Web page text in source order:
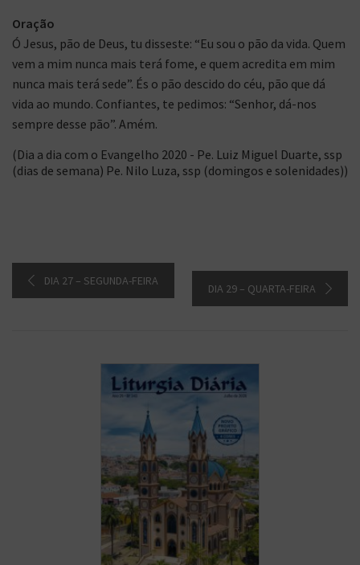
Oração
Ó Jesus, pão de Deus, tu disseste: “Eu sou o pão da vida. Quem
vem a mim nunca mais terá fome, e quem acredita em mim
nunca mais terá sede”. És o pão descido do céu, pão que dá
vida ao mundo. Confiantes, te pedimos: “Senhor, dá-nos
sempre desse pão”. Amém.
(Dia a dia com o Evangelho 2020 - Pe. Luiz Miguel Duarte, ssp
(dias de semana) Pe. Nilo Luza, ssp (domingos e solenidades))
DIA 27 – SEGUNDA-FEIRA
DIA 29 – QUARTA-FEIRA